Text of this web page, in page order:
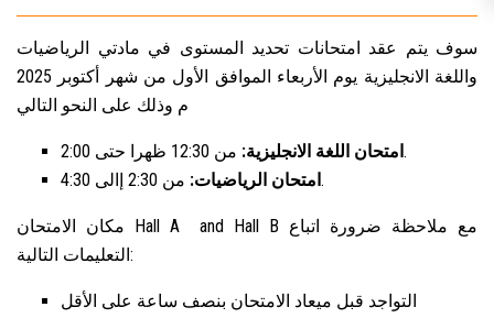
سوف يتم عقد امتحانات تحديد المستوى في مادتي الرياضيات
واللغة الانجليزية يوم الأربعاء الموافق الأول من شهر أكتوبر 2025
م وذلك على النحو التالي
امتحان اللغة الانجليزية: من 12:30 ظهرا حتى 2:00.
امتحان الرياضيات: من 2:30 إالى 4:30.
مكان الامتحان Hall A and Hall B مع ملاحظة ضرورة اتباع
التعليمات التالية:
التواجد قبل ميعاد الامتحان بنصف ساعة على الأقل